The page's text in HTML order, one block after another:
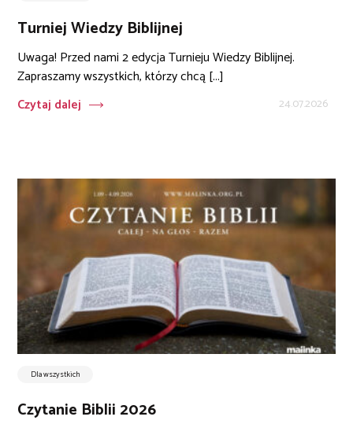
Turniej Wiedzy Biblijnej
Uwaga! Przed nami 2 edycja Turnieju Wiedzy Biblijnej.
Zapraszamy wszystkich, którzy chcą [...]
Czytaj dalej
24.07.2026
Dla wszystkich
Czytanie Biblii 2026